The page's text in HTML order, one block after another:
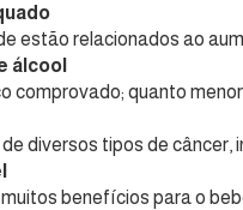
estão relacionados ao
álcool
comprovado; quanto
diversos tipos de câncer,
benefícios para o